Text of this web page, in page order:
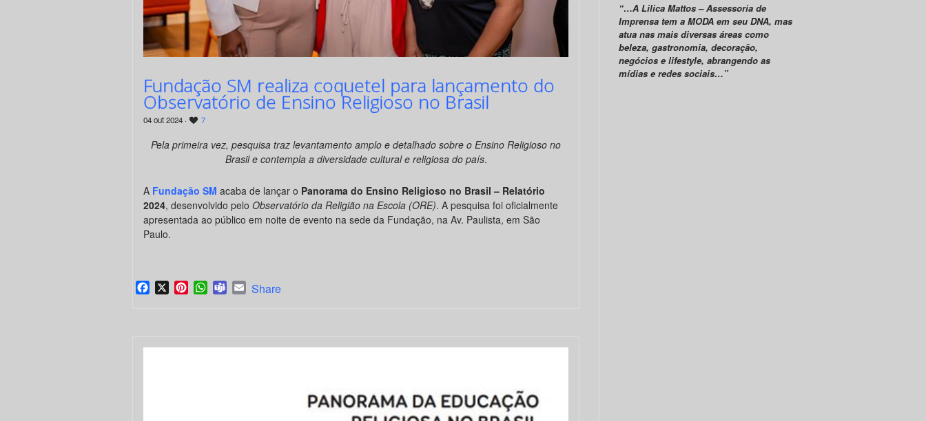
Fundação SM realiza coquetel para lançamento do
Observatório de Ensino Religioso no Brasil
04 out 2024 · 7
Pela primeira vez, pesquisa traz levantamento amplo e detalhado sobre o Ensino Religioso no
Brasil e contempla a diversidade cultural e religiosa do país.
A Fundação SM acaba de lançar o Panorama do Ensino Religioso no Brasil – Relatório
2024, desenvolvido pelo Observatório da Religião na Escola (ORE). A pesquisa foi oficialmente
apresentada ao público em noite de evento na sede da Fundação, na Av. Paulista, em São
Paulo.
Facebook
X PinterestWhatsApp
TeamsEmail
Share
“…A Lilica Mattos – Assessoria de
Imprensa tem a MODA em seu DNA, mas
atua nas mais diversas áreas como
beleza, gastronomia, decoração,
negócios e lifestyle, abrangendo as
mídias e redes sociais…”